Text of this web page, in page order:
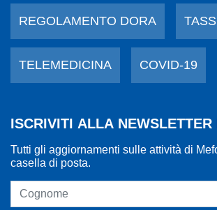
REGOLAMENTO DORA
TELEMEDICINA COVID-19
ISCRIVITI ALLA NEWSLETTER
Tutti gli aggiornamenti sulle attività di
casella di posta.